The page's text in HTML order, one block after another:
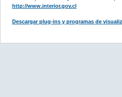
http://www.interior.gov.cl
Descargar plug-ins y programas de